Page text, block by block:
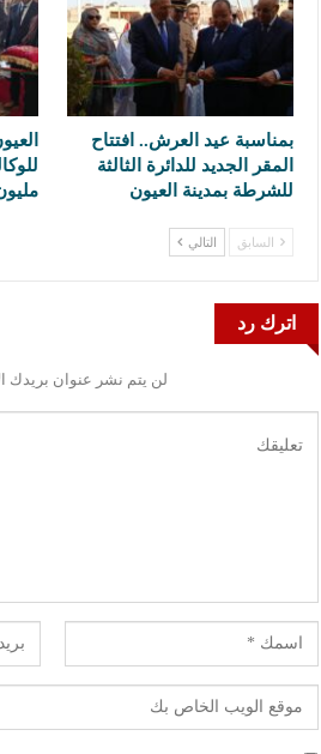
بمناسبة عيد العرش.. افتتاح
المقر الجديد للدائرة الثالثة
للشرطة بمدينة العيون
السابق التالي
اترك رد
لن يتم نشر عنوان بريدك